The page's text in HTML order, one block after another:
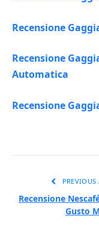
Recensione
Recensione
Automatica
Recensione
PREVIOUS
Recensione
Gusto